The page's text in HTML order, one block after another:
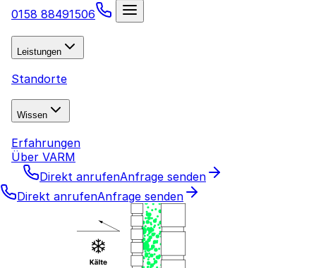
0158 88491506
Leistungen
Standorte
Wissen
Erfahrungen
Über VARM
Direkt anrufenAnfrage senden
Direkt anrufenAnfrage senden